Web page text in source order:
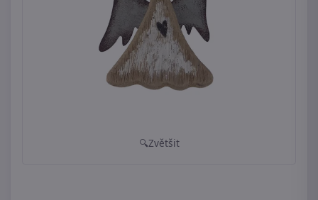
Zvětšit